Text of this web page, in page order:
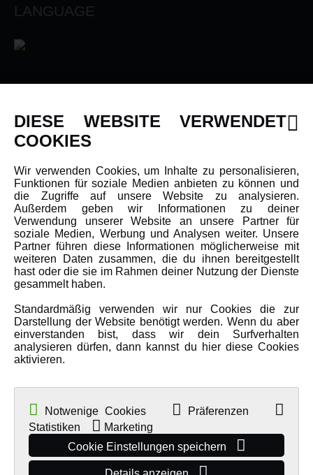
LANGUAGE
Newsletter
Karriere
Amewi Kataloge
MEHR VON AMEWI
AMXRacing - Qualitäts RC-Zubehör
Malinos - Die kreative Seite von Amewi
Werden Sie Amewi Händler
Amewi B2B-Shop
DIESE WEBSITE VERWENDET
COOKIES
Wir verwenden Cookies, um Inhalte zu personalisieren,
Funktionen für soziale Medien anbieten zu können und
die Zugriffe auf unsere Website zu analysieren.
Außerdem geben wir Informationen zu deiner
Verwendung unserer Website an unsere Partner für
soziale Medien, Werbung und Analysen weiter. Unsere
Partner führen diese Informationen möglicherweise mit
weiteren Daten zusammen, die du ihnen bereitgestellt
hast oder die sie im Rahmen deiner Nutzung der Dienste
gesammelt haben.
Standardmäßig verwenden wir nur Cookies die zur
Darstellung der Website benötigt werden. Wenn du aber
einverstanden bist, dass wir dein Surfverhalten
analysieren dürfen, dann kannst du hier diese Cookies
aktivieren.
Notwenige Cookies
Präferenzen
Statistiken
Marketing
Cookie Einstellungen speichern